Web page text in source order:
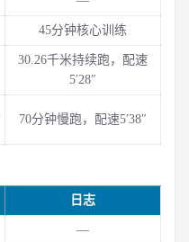
45分钟核心训练
30.26千米持续跑，配速
5′28″
70分钟慢跑，配速5′38″
日志
—